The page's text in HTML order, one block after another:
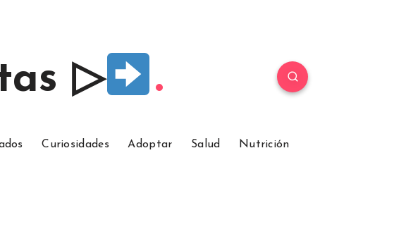
▷
Curiosidades Adoptar Salud Nutrición